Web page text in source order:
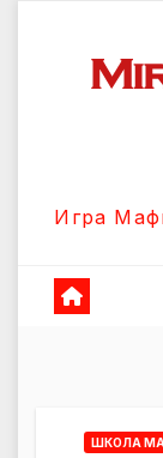
содержанию
Игра
ШКОЛА